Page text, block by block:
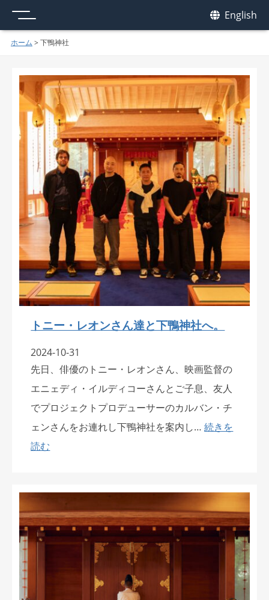
English
ホーム > 下鴨神社
トニー・レオンさん達と下鴨神社へ。
2024-10-31
先日、俳優のトニー・レオンさん、映画監督の
エニェディ・イルディコーさんとご子息、友人
でプロジェクトプロデューサーのカルバン・チ
ェンさんをお連れし下鴨神社を案内し…続きを
読む